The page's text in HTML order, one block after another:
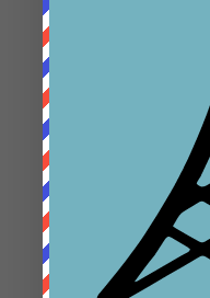
Kunstführung mit
Rundgang
Neueste
Archiv
Dezember 2023
November 2023